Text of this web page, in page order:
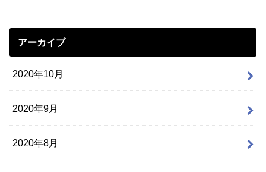
アーカイブ
2020年10月
2020年9月
2020年8月